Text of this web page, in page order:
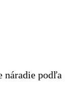
náradie podľa